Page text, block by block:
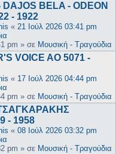
BELA - ODEON
- 1922
« 21 Ιούλ 2026 03:41 pm
pm » σε Μουσική - Τραγούδια
VOICE AO 5071 -
« 17 Ιούλ 2026 04:44 pm
pm » σε Μουσική - Τραγούδια
- 1958
« 08 Ιούλ 2026 03:32 pm
pm » σε Μουσική - Τραγούδια